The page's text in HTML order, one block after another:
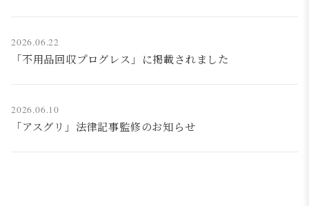
2026.06.22
「不用品回収プログレス」に掲載されました
2026.06.10
「アスグリ」法律記事監修のお知らせ